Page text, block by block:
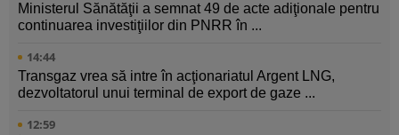
Ministerul Sănătăţii a semnat 49 de acte adiţionale pentru
continuarea investiţiilor din PNRR în ...
14:44
Transgaz vrea să intre în acţionariatul Argent LNG,
dezvoltatorul unui terminal de export de gaze ...
12:59